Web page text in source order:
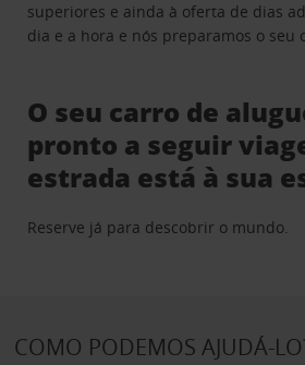
superiores e ainda à oferta de dias
dia e a hora e nós preparamos o seu
O seu carro de
pronto a seguir
estrada está à sua
Reserve já para descobrir o mundo.
COMO PODEMOS AJUDÁ-